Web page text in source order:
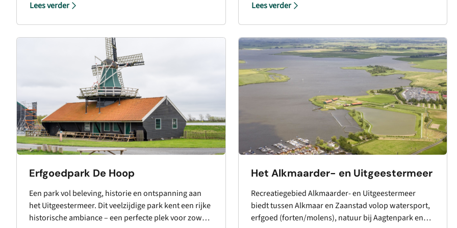
Snoepjesboom” genoemd, vanwege de vele kiertjes
Lees verder
een gezellig museumcafé is het de perfecte plek voor
Lees verder
Erfgoedpark De Hoop
Een park vol beleving, historie en ontspanning aan
het Uitgeestermeer. Dit veelzijdige park kent een rijke
historische ambiance – een perfecte plek voor zowel
Het Alkmaarder- en Uitgeestermeer
Recreatiegebied Alkmaarder- en Uitgeestermeer
biedt tussen Alkmaar en Zaanstad volop watersport,
erfgoed (forten/molens), natuur bij Aagtenpark en